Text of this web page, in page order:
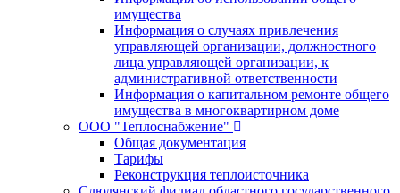
имущества
Информация о случаях привлечения
управляющей организации, должностного
лица управляющей организации, к
административной ответственности
Информация о капитальном ремонте общего
имущества в многоквартирном доме
ООО "Теплоснабжение"
Общая документация
Тарифы
Реконструкция теплоисточника